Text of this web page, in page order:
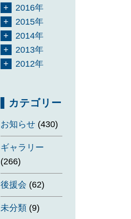
2016年
2015年
2014年
2013年
2012年
カテゴリー
お知らせ (430)
ギャラリー
(266)
後援会 (62)
未分類 (9)